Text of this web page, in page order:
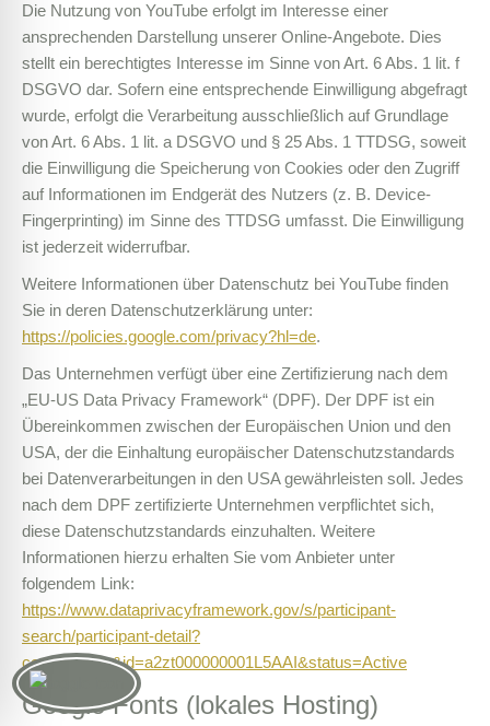
Die Nutzung von YouTube erfolgt im Interesse einer
ansprechenden Darstellung unserer Online-Angebote. Dies
stellt ein berechtigtes Interesse im Sinne von Art. 6 Abs. 1 lit. f
DSGVO dar. Sofern eine entsprechende Einwilligung abgefragt
wurde, erfolgt die Verarbeitung ausschließlich auf Grundlage
von Art. 6 Abs. 1 lit. a DSGVO und § 25 Abs. 1 TTDSG, soweit
die Einwilligung die Speicherung von Cookies oder den Zugriff
auf Informationen im Endgerät des Nutzers (z. B. Device-
Fingerprinting) im Sinne des TTDSG umfasst. Die Einwilligung
ist jederzeit widerrufbar.
Weitere Informationen über Datenschutz bei YouTube finden
Sie in deren Datenschutzerklärung unter:
https://policies.google.com/privacy?hl=de.
Das Unternehmen verfügt über eine Zertifizierung nach dem
„EU-US Data Privacy Framework“ (DPF). Der DPF ist ein
Übereinkommen zwischen der Europäischen Union und den
USA, der die Einhaltung europäischer Datenschutzstandards
bei Datenverarbeitungen in den USA gewährleisten soll. Jedes
nach dem DPF zertifizierte Unternehmen verpflichtet sich,
diese Datenschutzstandards einzuhalten. Weitere
Informationen hierzu erhalten Sie vom Anbieter unter
folgendem Link:
https://www.dataprivacyframework.gov/s/participant-
search/participant-detail?
contact=true&id=a2zt000000001L5AAI&status=Active
Google Fonts (lokales Hosting)